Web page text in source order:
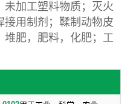
未加工塑料物质；灭火
用制剂；鞣制动物皮
堆肥，肥料，化肥；工